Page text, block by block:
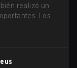
realizó un
Los
jugadores